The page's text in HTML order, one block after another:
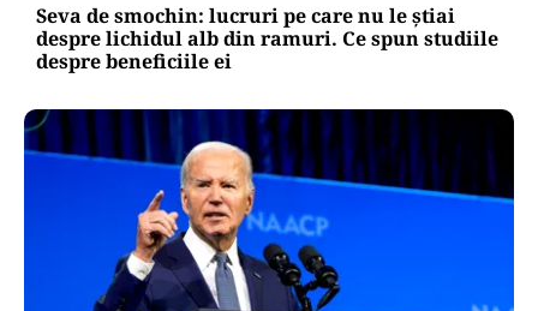
Seva de smochin: lucruri pe care nu le știai
despre lichidul alb din ramuri. Ce spun studiile
despre beneficiile ei